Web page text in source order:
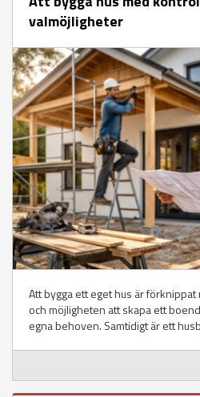
valmöjligheter
Att bygga ett eget hus är
och möjligheten att skapa ett
egna behoven. Samtidigt är ett